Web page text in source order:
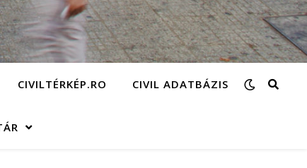
CIVILTÉRKÉP.RO CIVIL ADATBÁZIS